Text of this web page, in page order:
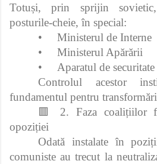
Totuși, prin sprijin
posturile-cheie, în special:
•
Ministerul de Interne
•
Ministerul Apărării
•
Aparatul de securitate
Controlul acestor
fundamentul pentru
🟥 2. Faza coalițiilor
opoziției
Odată instalate în
comuniste au trecut la